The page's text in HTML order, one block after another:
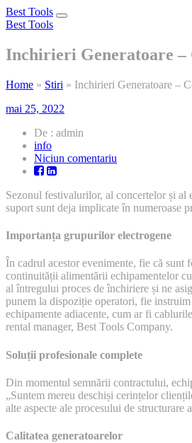
Best Tools
Toggle
Best Tools
Inchirieri Generatoare –
Home » Stiri » Inchirieri Generatoare –
mai 25, 2022
De : admin
info
Niciun comentariu
–
Concerte,
si
Sezonul festivalurilor, al concertelor și al
suport sunt deja implicate în numeroase
Importanța grupurilor electrogene
În cadrul acestor evenimente, fie că sunt
continuității alimentării echipamentelor
al întregului proces de închiriere și ne
punem la dispoziție operatori, fie
echipamente adiacente, cum ar fi
rental manager, Best Tools Company.
Soluții profesionale complete
Din momentul semnării contractului,
„Suntem mereu deschiși cerințelor
alte aspecte ale procesului de
Calitatea generatoarelor